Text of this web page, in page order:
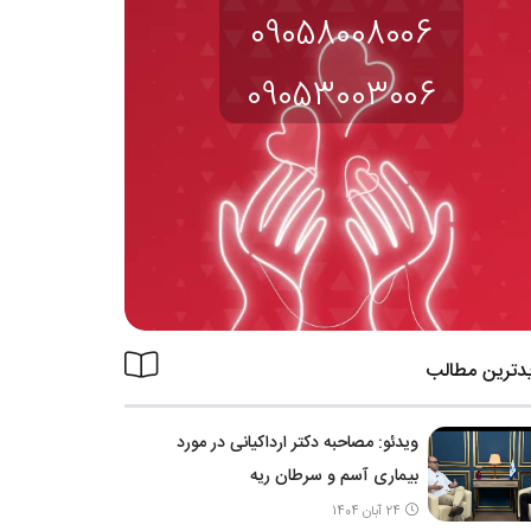
09058008006
09053003006
مطالب
ویدئو: مصاحبه دکتر ارداکیانی در مورد
بیماری آسم و سرطان ریه
24 آبان 1404